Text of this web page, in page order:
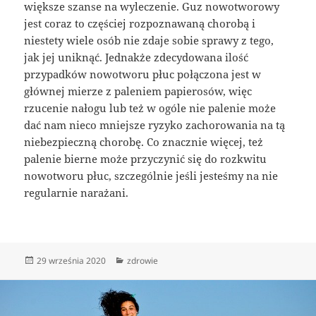
większe szanse na wyleczenie. Guz nowotworowy
jest coraz to częściej rozpoznawaną chorobą i
niestety wiele osób nie zdaje sobie sprawy z tego,
jak jej uniknąć. Jednakże zdecydowana ilość
przypadków nowotworu płuc połączona jest w
głównej mierze z paleniem papierosów, więc
rzucenie nałogu lub też w ogóle nie palenie może
dać nam nieco mniejsze ryzyko zachorowania na tą
niebezpieczną chorobę. Co znacznie więcej, też
palenie bierne może przyczynić się do rozkwitu
nowotworu płuc, szczególnie jeśli jesteśmy na nie
regularnie narażani.
Data
29 września 2020 Kategorie
zdrowie